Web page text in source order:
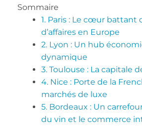
Sommaire
1. Paris : Le cœur battant
d’affaires en Europe
2. Lyon : Un hub
dynamique
3. Toulouse : La capitale
4. Nice : Porte de la
marchés de luxe
5. Bordeaux : Un
du vin et le commerce